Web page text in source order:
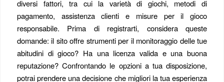
diversi fattori, tra cui la varietà di giochi, metodi di
pagamento, assistenza clienti e misure per il gioco
responsabile. Prima di registrarti, considera queste
domande: il sito offre strumenti per il monitoraggio delle tue
abitudini di gioco? Ha una licenza valida e una buona
reputazione? Confrontando le opzioni a tua disposizione,
potrai prendere una decisione che migliori la tua esperienza